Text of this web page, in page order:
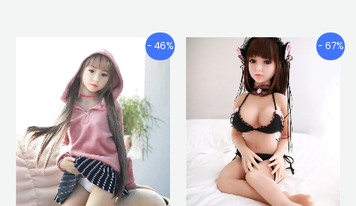
- 46%
Ценови
диапазон:
€545.30
през
€591.18
Този
има
множество
варианти.
Опциите
могат
да
- 67%
Ценови
диапазон:
Този
варианти.
да